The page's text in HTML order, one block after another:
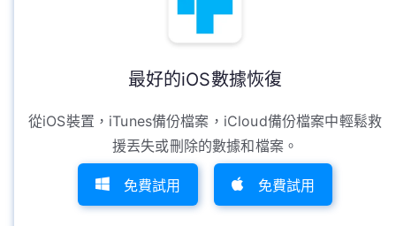
最好的iOS數據恢復
從iOS裝置，iTunes備份檔案，iCloud備份檔案中輕鬆救
援丟失或刪除的數據和檔案。
免費試用 免費試用